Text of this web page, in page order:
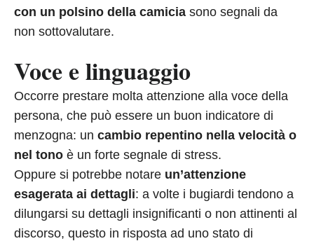
con un polsino della camicia sono segnali da
non sottovalutare.
Voce e linguaggio
Occorre prestare molta attenzione alla voce della
persona, che può essere un buon indicatore di
menzogna: un cambio repentino nella velocità o
nel tono è un forte segnale di stress.
Oppure si potrebbe notare un’attenzione
esagerata ai dettagli: a volte i bugiardi tendono a
dilungarsi su dettagli insignificanti o non attinenti al
discorso, questo in risposta ad uno stato di